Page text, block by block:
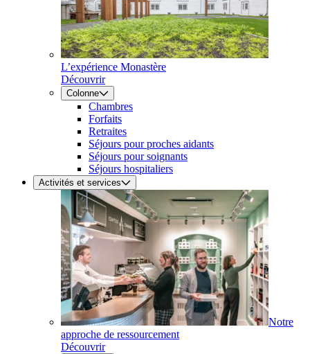
L’expérience Monastère
Découvrir
Colonne
Chambres
Forfaits
Retraites
Séjours pour proches aidants
Séjours pour soignants
Séjours hospitaliers
Activités et services
Notre
approche de ressourcement
Découvrir